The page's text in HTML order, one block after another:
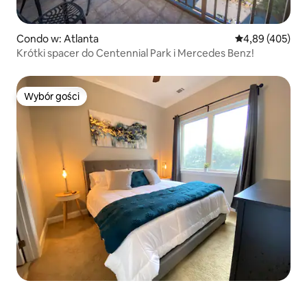
Condo w: Atlanta Średnia
4,89 (405)
Krótki spacer do Centennial Park i Mercedes Benz!
Wybór gości
Wybór gości